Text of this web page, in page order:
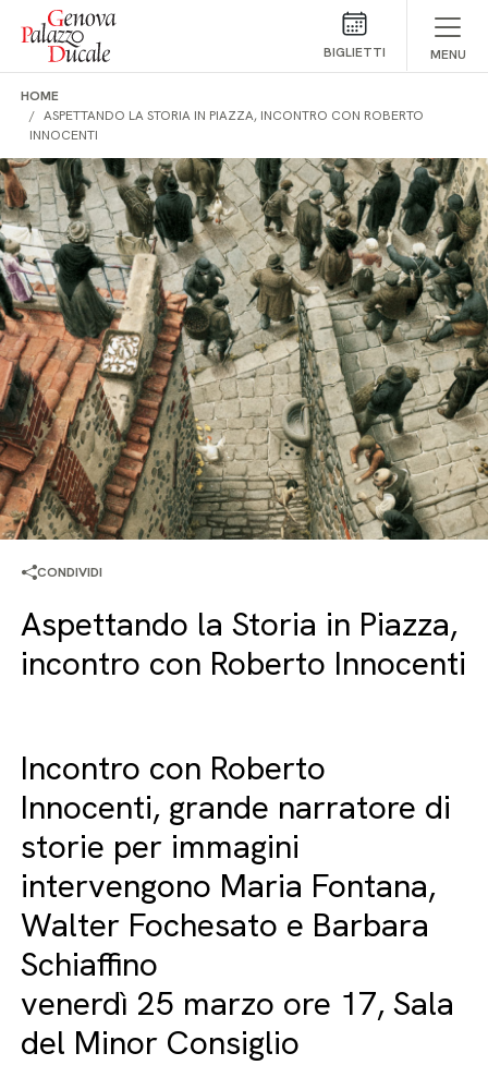
Salta al contenuto
BIGLIETTI MENU
HOME
ASPETTANDO LA STORIA IN PIAZZA, INCONTRO CON ROBERTO
INNOCENTI
CONDIVIDI
Aspettando la Storia in Piazza,
incontro con Roberto Innocenti
Incontro con Roberto
Innocenti, grande narratore di
storie per immagini
intervengono Maria Fontana,
Walter Fochesato e Barbara
Schiaffino
venerdì 25 marzo ore 17, Sala
del Minor Consiglio